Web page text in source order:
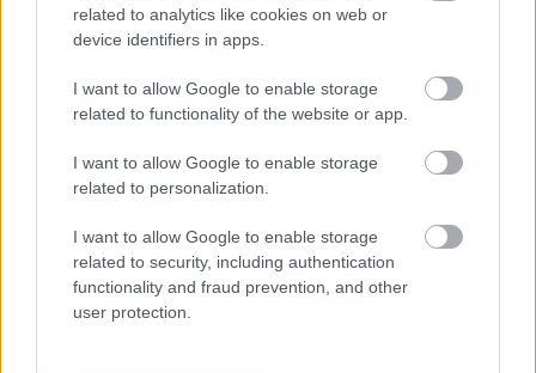
related to analytics like cookies on web or
device identifiers in apps.
I want to allow Google to enable storage
related to functionality of the website or app.
I want to allow Google to enable storage
related to personalization.
I want to allow Google to enable storage
related to security, including authentication
functionality and fraud prevention, and other
user protection.